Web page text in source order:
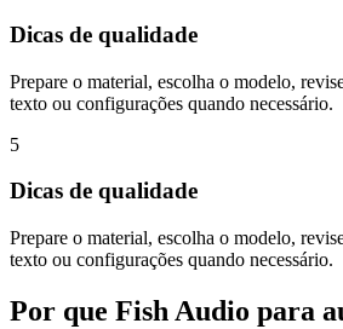
Dicas de qualidade
Prepare o material, escolha o modelo,
texto ou configurações quando necessário.
5
Dicas de qualidade
Prepare o material, escolha o modelo,
texto ou configurações quando necessário.
Por que Fish Audio para